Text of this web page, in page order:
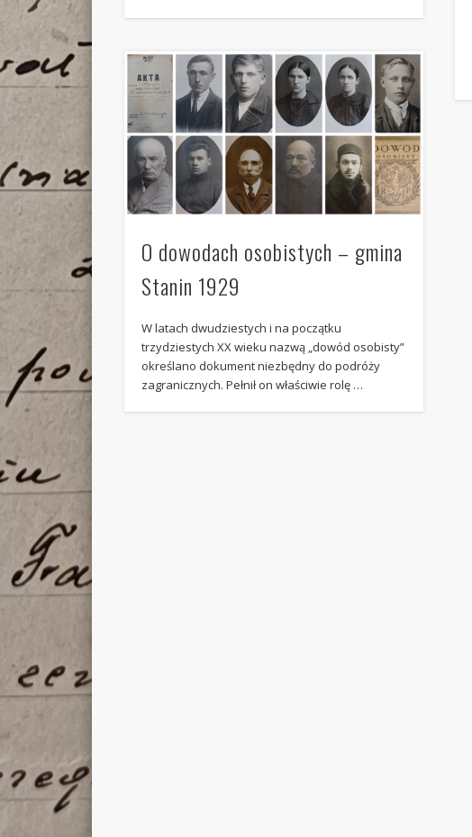
O dowodach osobistych – gmina
Stanin 1929
W latach dwudziestych i na początku
trzydziestych XX wieku nazwą „dowód osobisty”
określano dokument niezbędny do podróży
zagranicznych. Pełnił on właściwie rolę …